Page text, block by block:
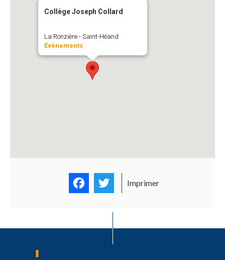
Collège Joseph Collard
La Ronzière - Saint-Héand
Évènements
FacebookTwitter
Imprimer